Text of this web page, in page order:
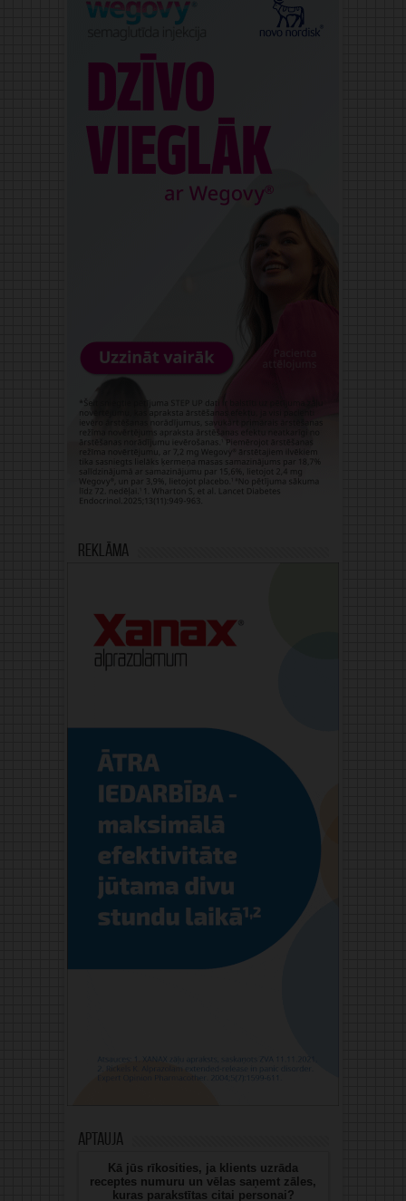
Reklāma
Aptauja
Kā jūs rīkosities, ja klients uzrāda
receptes numuru un vēlas saņemt zāles,
kuras parakstītas citai personai?